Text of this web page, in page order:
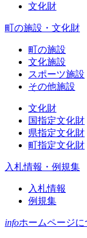
文化財
町の施設・文化財
町の施設
文化施設
スポーツ施設
その他施設
文化財
国指定文化財
県指定文化財
町指定文化財
入札情報・例規集
入札情報
例規集
infoホームページに